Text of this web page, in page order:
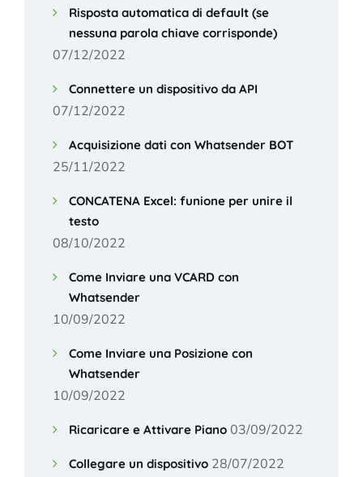
Risposta automatica di default (se
nessuna parola chiave corrisponde)
07/12/2022
Connettere un dispositivo da API
07/12/2022
Acquisizione dati con Whatsender BOT
25/11/2022
CONCATENA Excel: funione per unire il
testo
08/10/2022
Come Inviare una VCARD con
Whatsender
10/09/2022
Come Inviare una Posizione con
Whatsender
10/09/2022
Ricaricare e Attivare Piano 03/09/2022
Collegare un dispositivo 28/07/2022